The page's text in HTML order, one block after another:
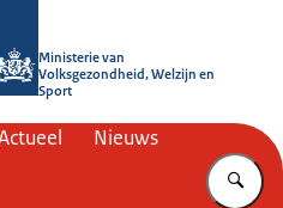
Ministerie van
Volksgezondheid, Welzijn en
Sport
Nieuws